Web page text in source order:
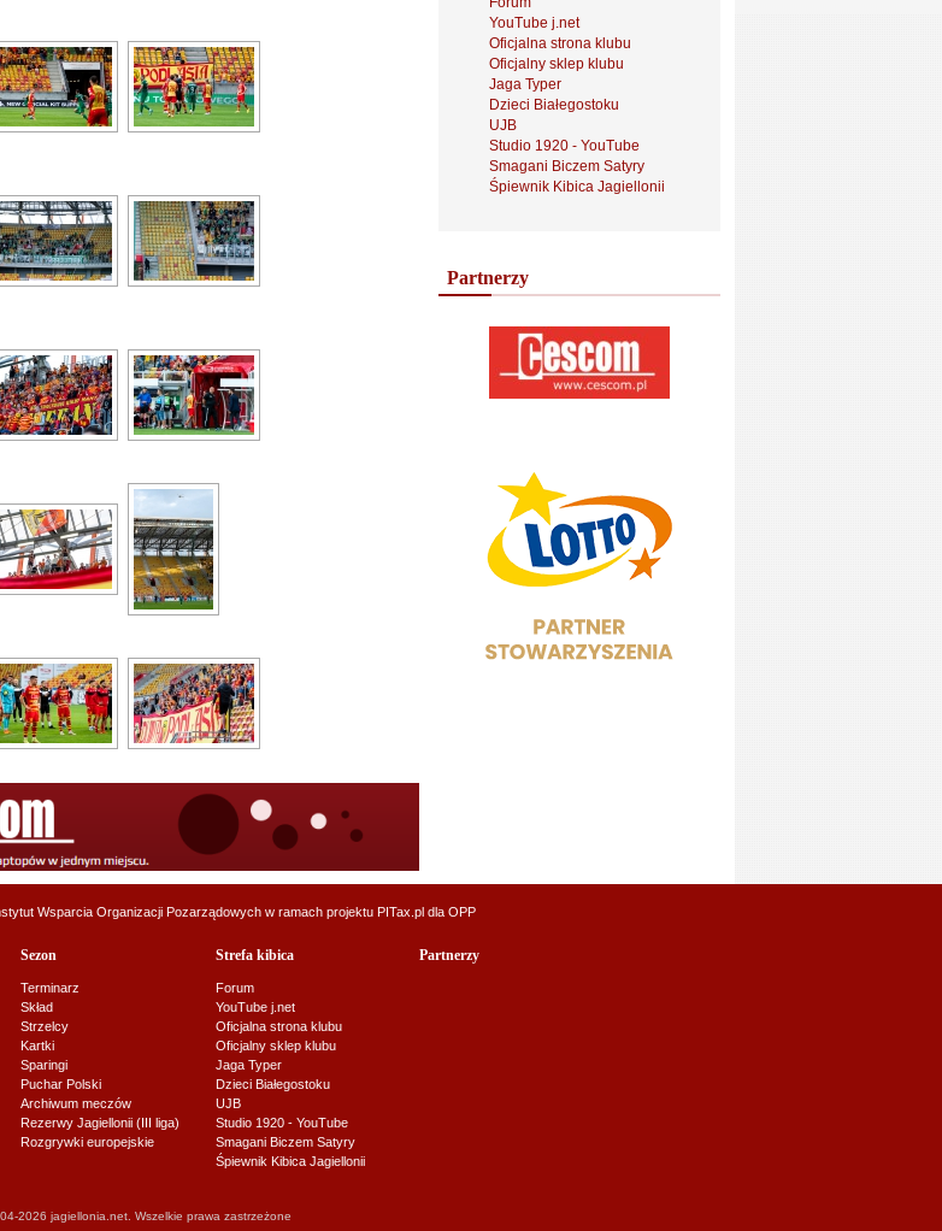
YouTube j.net
Oficjalna strona klubu
Oficjalny sklep klubu
Jaga Typer
Dzieci Białegostoku
UJB
Studio 1920 - YouTube
Smagani Biczem Satyry
Śpiewnik Kibica Jagiellonii
Partnerzy
Wsparcia Organizacji Pozarządowych w ramach projektu PITax.pl dla OPP
Sezon
Terminarz
Skład
Strzelcy
Kartki
Sparingi
Puchar Polski
Archiwum meczów
Rezerwy Jagiellonii (III liga)
Rozgrywki europejskie
Strefa kibica
Forum
YouTube j.net
Oficjalna strona klubu
Oficjalny sklep klubu
Jaga Typer
Dzieci Białegostoku
UJB
Studio 1920 - YouTube
Smagani Biczem Satyry
Śpiewnik Kibica Jagiellonii
Partnerzy
2026 jagiellonia.net. Wszelkie prawa zastrzeżone